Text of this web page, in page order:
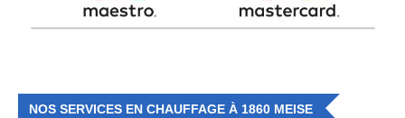
NOS SERVICES EN CHAUFFAGE À 1860 MEISE